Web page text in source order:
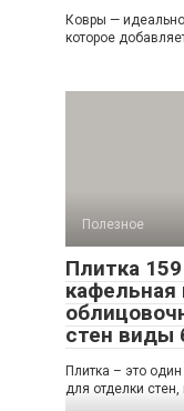
Ковры —
которое
Полезное
Плитка
кафельная
стен виды
Плитка – это
для отделки стен,